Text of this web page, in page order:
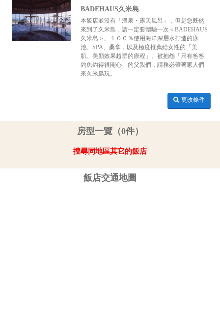
BADEHAUS久米島
本飯店並沒有「溫泉・露天風呂」，但是您既然
來到了久米島，請一定要體驗一次＜BADEHAUS
久米島＞。１００％使用海洋深層水打造的泳
池、SPA、桑拿，以及極度推薦給女性的「美
肌、美顏效果超群的療程」。被抱怨「只有爸爸
釣魚釣得很開心」的父親們，請務必帶著家人們
來久米島玩。
更改條件
房型一覽（0件）
搜尋同地區其它的飯店
飯店交通地圖